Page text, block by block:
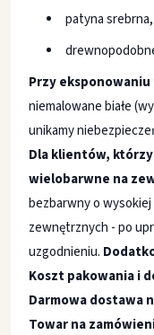
patyna srebrna,
Przy
niemalowane białe
unikamy
Dla klientów,
wielobarwne na
bezbarwny o
zewnętrznych - po
uzgodnieniu.
Koszt pakowania i
Darmowa dostawa
Towar na